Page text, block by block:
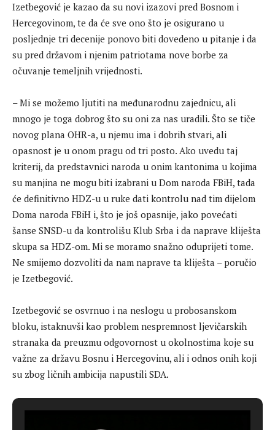
Izetbegović je kazao da su novi izazovi pred Bosnom i
Hercegovinom, te da će sve ono što je osigurano u
posljednje tri decenije ponovo biti dovedeno u pitanje i da
su pred državom i njenim patriotama nove borbe za
očuvanje temeljnih vrijednosti.
– Mi se možemo ljutiti na međunarodnu zajednicu, ali
mnogo je toga dobrog što su oni za nas uradili. Što se tiče
novog plana OHR-a, u njemu ima i dobrih stvari, ali
opasnost je u onom pragu od tri posto. Ako uvedu taj
kriterij, da predstavnici naroda u onim kantonima u kojima
su manjina ne mogu biti izabrani u Dom naroda FBiH, tada
će definitivno HDZ-u u ruke dati kontrolu nad tim dijelom
Doma naroda FBiH i, što je još opasnije, jako povećati
šanse SNSD-u da kontrolišu Klub Srba i da naprave kliješta
skupa sa HDZ-om. Mi se moramo snažno oduprijeti tome.
Ne smijemo dozvoliti da nam naprave ta kliješta – poručio
je Izetbegović.
Izetbegović se osvrnuo i na neslogu u probosanskom
bloku, istaknuvši kao problem nespremnost ljevičarskih
stranaka da preuzmu odgovornost u okolnostima koje su
važne za državu Bosnu i Hercegovinu, ali i odnos onih koji
su zbog ličnih ambicija napustili SDA.